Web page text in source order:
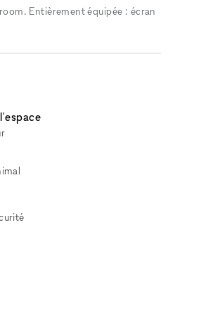
Entièrement équipée : écran